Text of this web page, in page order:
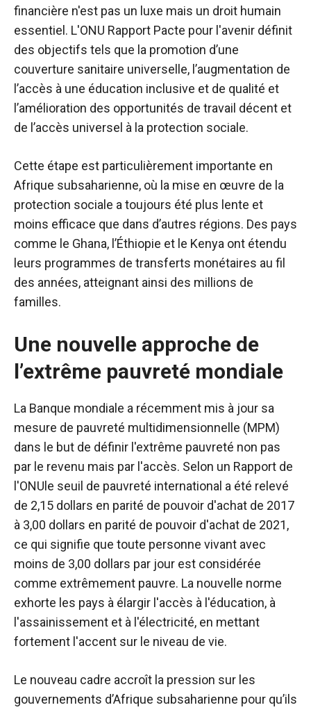
financière n'est pas un luxe mais un droit humain
essentiel. L'ONU Rapport Pacte pour l'avenir définit
des objectifs tels que la promotion d’une
couverture sanitaire universelle, l’augmentation de
l’accès à une éducation inclusive et de qualité et
l’amélioration des opportunités de travail décent et
de l’accès universel à la protection sociale.
Cette étape est particulièrement importante en
Afrique subsaharienne, où la mise en œuvre de la
protection sociale a toujours été plus lente et
moins efficace que dans d’autres régions. Des pays
comme le Ghana, l’Éthiopie et le Kenya ont étendu
leurs programmes de transferts monétaires au fil
des années, atteignant ainsi des millions de
familles.
Une nouvelle approche de
l’extrême pauvreté mondiale
La Banque mondiale a récemment mis à jour sa
mesure de pauvreté multidimensionnelle (MPM)
dans le but de définir l'extrême pauvreté non pas
par le revenu mais par l'accès. Selon un Rapport de
l'ONU le seuil de pauvreté international a été relevé
de 2,15 dollars en parité de pouvoir d'achat de 2017
à 3,00 dollars en parité de pouvoir d'achat de 2021,
ce qui signifie que toute personne vivant avec
moins de 3,00 dollars par jour est considérée
comme extrêmement pauvre. La nouvelle norme
exhorte les pays à élargir l'accès à l'éducation, à
l'assainissement et à l'électricité, en mettant
fortement l'accent sur le niveau de vie.
Le nouveau cadre accroît la pression sur les
gouvernements d’Afrique subsaharienne pour qu’ils